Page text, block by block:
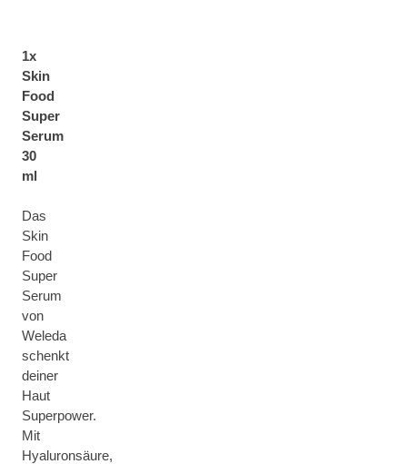
1x
Skin
Food
Super
Serum
30
ml
Das
Skin
Food
Super
Serum
von
Weleda
schenkt
deiner
Haut
Superpower.
Mit
Hyaluronsäure,